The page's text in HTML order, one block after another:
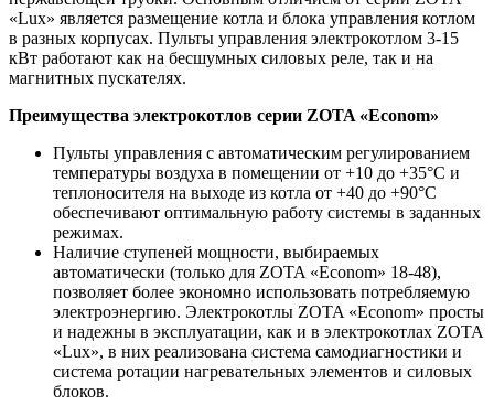
«Lux» является размещение котла и блока управления котлом
в разных корпусах. Пульты управления электрокотлом 3-15
кВт работают как на бесшумных силовых реле, так и на
магнитных пускателях.
Преимущества электрокотлов серии ZOTA «Econom»
Пульты управления с автоматическим регулированием
температуры воздуха в помещении от +10 до +35°С и
теплоносителя на выходе из котла от +40 до +90°С
обеспечивают оптимальную работу системы в заданных
режимах.
Наличие ступеней мощности, выбираемых
автоматически (только для ZOTA «Econom» 18-48),
позволяет более экономно использовать потребляемую
электроэнергию. Электрокотлы ZOTA «Econom» просты
и надежны в эксплуатации, как и в электрокотлах ZOTA
«Lux», в них реализована система самодиагностики и
система ротации нагревательных элементов и силовых
блоков.